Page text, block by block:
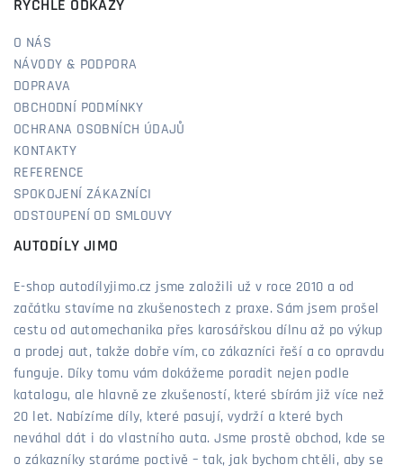
RYCHLÉ ODKAZY
O NÁS
NÁVODY & PODPORA
DOPRAVA
OBCHODNÍ PODMÍNKY
OCHRANA OSOBNÍCH ÚDAJŮ
KONTAKTY
REFERENCE
SPOKOJENÍ ZÁKAZNÍCI
ODSTOUPENÍ OD SMLOUVY
AUTODÍLY JIMO
E-shop autodílyjimo.cz jsme založili už v roce 2010 a od
začátku stavíme na zkušenostech z praxe. Sám jsem prošel
cestu od automechanika přes karosářskou dílnu až po výkup
a prodej aut, takže dobře vím, co zákazníci řeší a co opravdu
funguje. Díky tomu vám dokážeme poradit nejen podle
katalogu, ale hlavně ze zkušeností, které sbírám již více než
20 let. Nabízíme díly, které pasují, vydrží a které bych
neváhal dát i do vlastního auta. Jsme prostě obchod, kde se
o zákazníky staráme poctivě – tak, jak bychom chtěli, aby se